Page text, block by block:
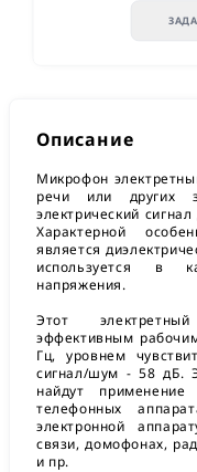
Описание
Микрофон
речи или других
электрический
Характерной
является
используется в
напряжения.
Этот
эффективным
Гц, уровнем
сигнал/шум - 58 дБ.
найдут
телефонных
электронной
связи, домофонах,
и пр.